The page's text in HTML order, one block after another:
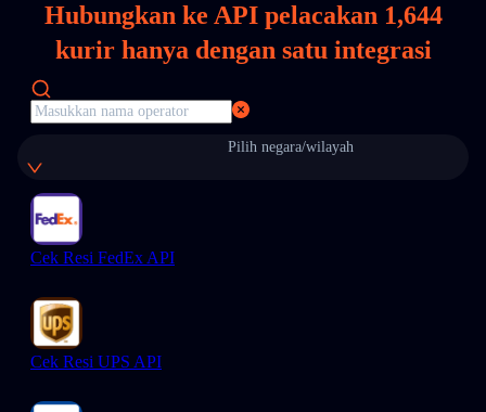
Hubungkan ke API pelacakan 1,644
kurir hanya dengan satu integrasi
Pilih negara/wilayah
Cek Resi FedEx API
Cek Resi UPS API